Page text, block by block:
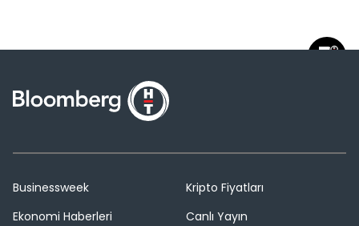
Businessweek
Ekonomi Haberleri
Kripto Fiyatları
Canlı Yayın